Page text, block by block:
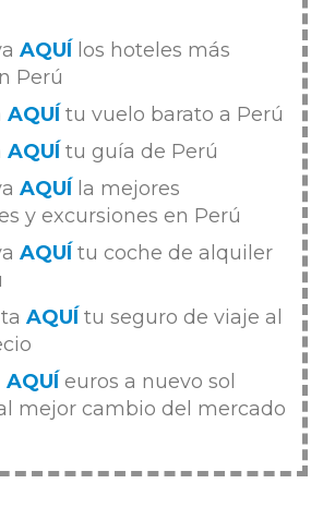
AQUÍ los hoteles más
Perú
AQUÍ tu vuelo barato a Perú
AQUÍ tu guía de Perú
AQUÍ la mejores
y excursiones en Perú
AQUÍ tu coche de alquiler
AQUÍ tu seguro de viaje al
AQUÍ euros a nuevo sol
mejor cambio del mercado